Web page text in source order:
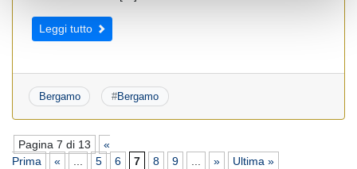
Leggi tutto
Bergamo #Bergamo
Pagina 7 di 13
«
Prima
« ... 5 6 7 8 9 ... » Ultima »